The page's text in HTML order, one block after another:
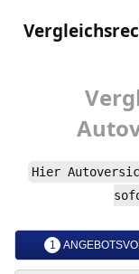
Hier